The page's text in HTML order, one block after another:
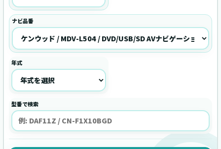
ナビ品番
年式
型番で検索